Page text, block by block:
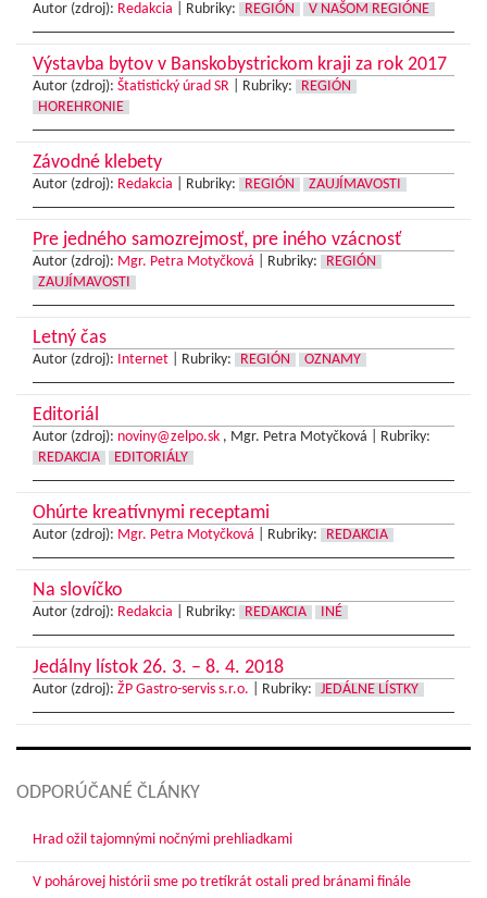
Autor (zdroj): Redakcia Rubriky: REGIÓN V NAŠOM REGIÓNE
Výstavba bytov v Banskobystrickom kraji za rok 2017
Autor (zdroj): Štatistický úrad SR Rubriky:
REGIÓN
HOREHRONIE
Závodné klebety
Autor (zdroj): Redakcia Rubriky: REGIÓN ZAUJÍMAVOSTI
Pre jedného samozrejmosť, pre iného vzácnosť
Autor (zdroj): Mgr. Petra Motyčková Rubriky:
REGIÓN
ZAUJÍMAVOSTI
Letný čas
Autor (zdroj): Internet Rubriky: REGIÓN OZNAMY
Editoriál
Autor (zdroj): noviny@zelpo.sk , Mgr. Petra Motyčková |
Rubriky:
REDAKCIA
EDITORIÁLY
Ohúrte kreatívnymi receptami
Autor (zdroj): Mgr. Petra Motyčková Rubriky: REDAKCIA
Na slovíčko
Autor (zdroj): Redakcia Rubriky: REDAKCIA INÉ
Jedálny lístok 26. 3. – 8. 4. 2018
Autor (zdroj): ŽP Gastro-servis s.r.o. Rubriky: JEDÁLNE LÍSTKY
ODPORÚČANÉ ČLÁNKY
Hrad ožil tajomnými nočnými prehliadkami
V pohárovej histórii sme po tretíkrát ostali pred bránami finále